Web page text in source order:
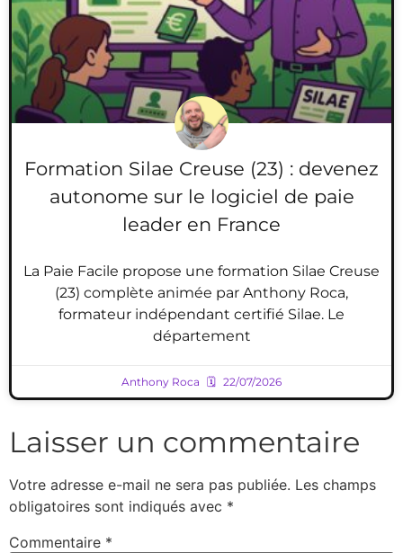
Formation Silae Creuse (23) : devenez
autonome sur le logiciel de paie
leader en France
La Paie Facile propose une formation Silae Creuse
(23) complète animée par Anthony Roca,
formateur indépendant certifié Silae. Le
département
Anthony Roca 22/07/2026
Laisser un commentaire
Votre adresse e-mail ne sera pas publiée. Les champs
obligatoires sont indiqués avec *
Commentaire *